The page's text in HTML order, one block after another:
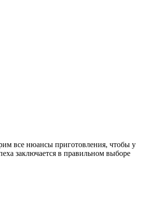
все нюансы приготовления, чтобы у
заключается в правильном выборе